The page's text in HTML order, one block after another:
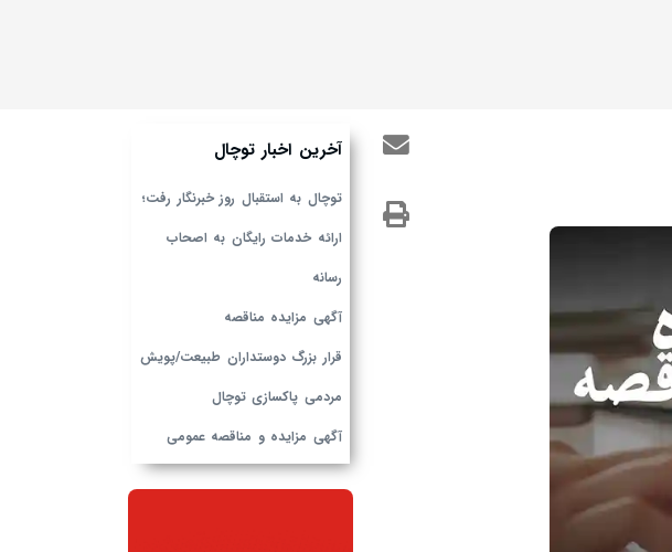
آخرین اخبار توچال
توچال به استقبال روز خبرنگار رفت؛
ارائه خدمات رایگان به اصحاب
رسانه
آگهی مزایده مناقصه
قرار بزرگ دوستداران طبیعت/پویش
مردمی پاکسازی توچال
آگهی مزایده و مناقصه عمومی